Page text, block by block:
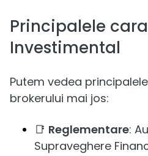
Principalele
Investimental
Putem vedea
brokerului mai jos:
📑 Reglementare:
Supraveghere